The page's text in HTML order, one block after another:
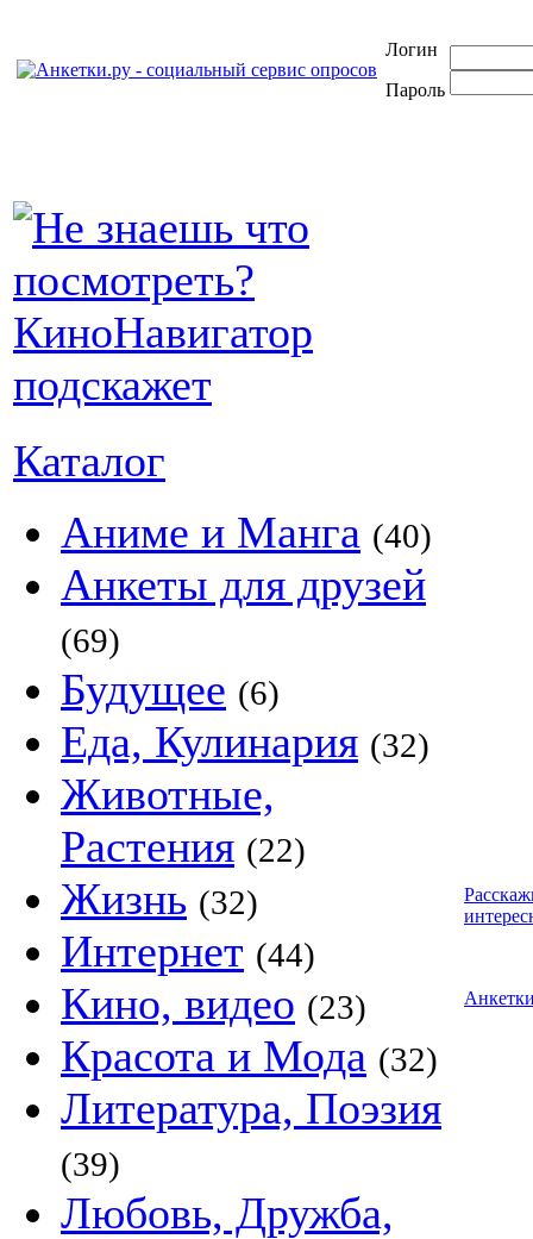
Логин
Пароль
Каталог
Аниме и Манга (40)
Анкеты для друзей
(69)
Будущее (6)
Еда, Кулинария (32)
Животные,
Растения (22)
Жизнь (32)
Интернет (44)
Кино, видео (23)
Красота и Мода (32)
Литература, Поэзия
(39)
Любовь, Дружба,